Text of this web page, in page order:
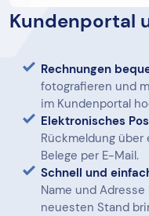
Kundenportal
Rechnungen
fotografieren und
im Kundenportal
Elektronisches
Rückmeldung
Belege per E-Mail.
Schnell und
Name und
neuesten Stand